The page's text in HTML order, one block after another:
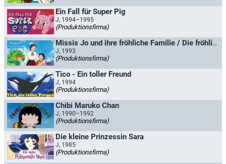
Ein Fall für Super Pig
J, 1994–1995
(Produktionsfirma)
Missis Jo und ihre fröhliche Familie / Die fröhliche Familie
J, 1993
(Produktionsfirma)
Tico - Ein toller Freund
J, 1994
(Produktionsfirma)
Chibi Maruko Chan
J, 1990–1992
(Produktionsfirma)
Die kleine Prinzessin Sara
J, 1985
(Produktionsfirma)